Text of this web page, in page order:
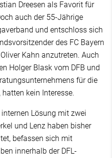
Dreesen als Favorit für
auch der 55-Jährige
und entschloss sich
des FC Bayern
Kahn anzutreten. Auch
Holger Blask vom DFB und
für die
kein Interesse.
Lösung mit zwei
und Lenz haben bisher
befassen sich mit
innerhalb der DFL-